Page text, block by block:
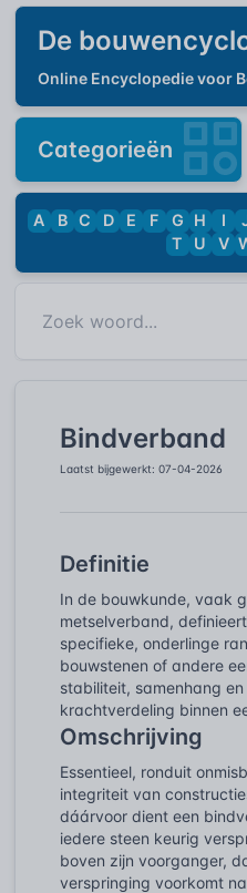
De
Online Encyclopedie voor
Categorieën
A B C D E F G H I
T
U V
Bindverband
Laatst bijgewerkt: 07-04-2026
Definitie
In de bouwkunde, vaak
metselverband,
specifieke, onderlinge
bouwstenen of andere
stabiliteit, samenhang
krachtverdeling binnen
Omschrijving
Essentieel, ronduit
integriteit van
dáárvoor dient een
iedere steen keurig
boven zijn voorganger,
verspringing voorkomt